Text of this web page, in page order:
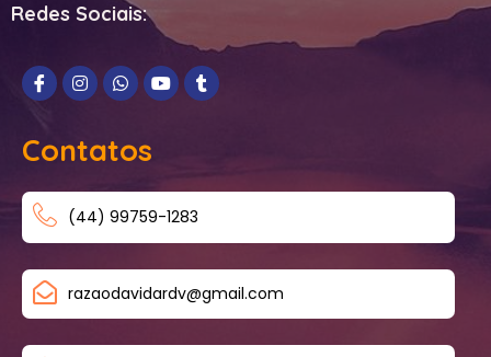
Redes Sociais:
Contatos
(44) 99759-1283
razaodavidardv@gmail.com